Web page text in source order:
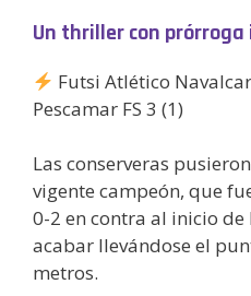
Un thriller con
Futsi Atlético
Pescamar FS 3 (1)
Las conserveras
vigente campeón, que
0-2 en contra al inicio
acabar llevándose el
metros.